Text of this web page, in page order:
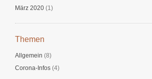
März 2020 (1)
Themen
Allgemein (8)
Corona-Infos (4)